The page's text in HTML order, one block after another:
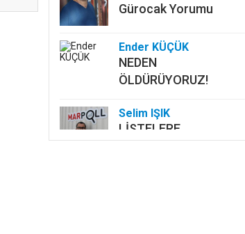
Gürocak Yorumu
Ender KÜÇÜK
NEDEN
ÖLDÜRÜYORUZ!
Selim IŞIK
LİSTELERE